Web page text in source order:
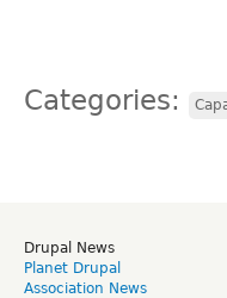
Categories:
Drupal News
Planet Drupal
Association News